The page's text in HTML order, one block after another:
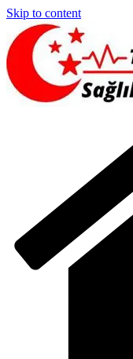
Skip to content